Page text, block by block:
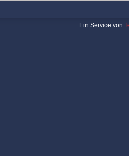
Ein Service von